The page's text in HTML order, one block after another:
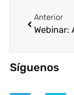
Anterior
Síguenos